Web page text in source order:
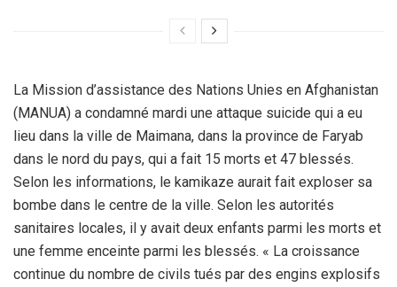
La Mission d’assistance des Nations Unies en Afghanistan
(MANUA) a condamné mardi une attaque suicide qui a eu
lieu dans la ville de Maimana, dans la province de Faryab
dans le nord du pays, qui a fait 15 morts et 47 blessés.
Selon les informations, le kamikaze aurait fait exploser sa
bombe dans le centre de la ville. Selon les autorités
sanitaires locales, il y avait deux enfants parmi les morts et
une femme enceinte parmi les blessés. « La croissance
continue du nombre de civils tués par des engins explosifs